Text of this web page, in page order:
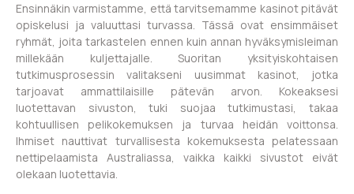
Ensinnäkin varmistamme, että tarvitsemamme kasinot pitävät
opiskelusi ja valuuttasi turvassa. Tässä ovat ensimmäiset
ryhmät, joita tarkastelen ennen kuin annan hyväksymisleiman
millekään kuljettajalle. Suoritan yksityiskohtaisen
tutkimusprosessin valitakseni uusimmat kasinot, jotka
tarjoavat ammattilaisille pätevän arvon. Kokeaksesi
luotettavan sivuston, tuki suojaa tutkimustasi, takaa
kohtuullisen pelikokemuksen ja turvaa heidän voittonsa.
Ihmiset nauttivat turvallisesta kokemuksesta pelatessaan
nettipelaamista Australiassa, vaikka kaikki sivustot eivät
olekaan luotettavia.